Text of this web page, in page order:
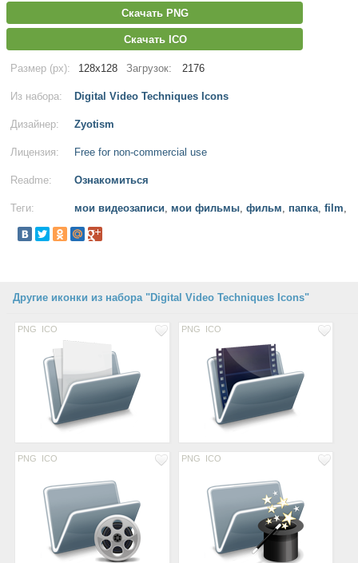
Скачать PNG
Скачать ICO
Размер (px): 128x128 Загрузок: 2176
Из набора: Digital Video Techniques Icons
Дизайнер: Zyotism
Лицензия: Free for non-commercial use
Readme: Ознакомиться
Теги: мои видеозаписи, мои фильмы, фильм, папка, film,
Другие иконки из набора "Digital Video Techniques Icons"
PNG ICO PNG ICO
PNG ICO PNG ICO